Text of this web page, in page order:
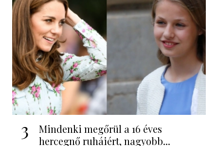
3
Mindenki megőrül a 16 éves
hercegnő ruháiért, nagyobb...